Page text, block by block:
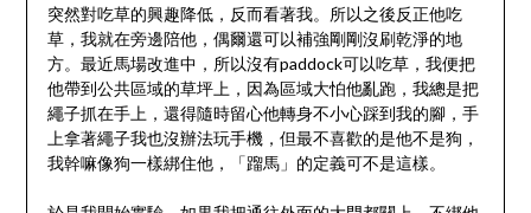
突然對吃草的興趣降低，反而看著我。所以之後反正他吃
草，我就在旁邊陪他，偶爾還可以補強剛剛沒刷乾淨的地
方。最近馬場改進中，所以沒有paddock可以吃草，我便把
他帶到公共區域的草坪上，因為區域大怕他亂跑，我總是把
繩子抓在手上，還得隨時留心他轉身不小心踩到我的腳，手
上拿著繩子我也沒辦法玩手機，但最不喜歡的是他不是狗，
我幹嘛像狗一樣綁住他，「蹓馬」的定義可不是這樣。